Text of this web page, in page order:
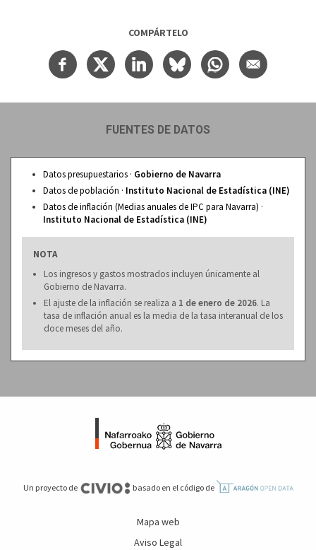
COMPÁRTELO
FUENTES DE DATOS
Datos presupuestarios · Gobierno de Navarra
Datos de población · Instituto Nacional de Estadística (INE)
Datos de inflación (Medias anuales de IPC para Navarra) ·
Instituto Nacional de Estadística (INE)
NOTA
Los ingresos y gastos mostrados incluyen únicamente al
Gobierno de Navarra.
El ajuste de la inflación se realiza a 1 de enero de 2026. La
tasa de inflación anual es la media de la tasa interanual de los
doce meses del año.
Un proyecto de basado en el código de
Mapa web
Aviso Legal